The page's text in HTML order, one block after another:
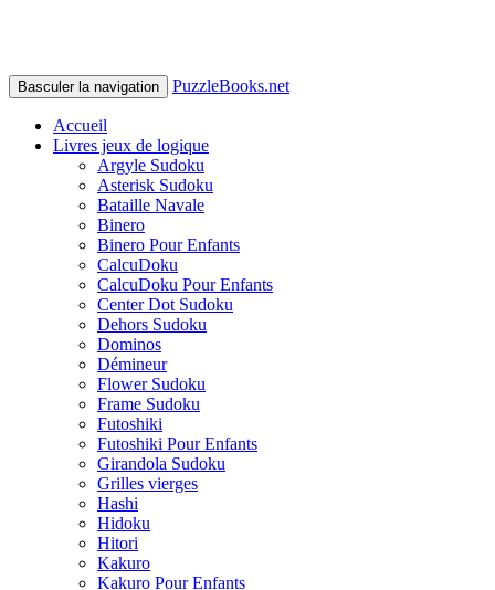
Basculer la navigation PuzzleBooks.net
Accueil
Livres jeux de logique
Argyle Sudoku
Asterisk Sudoku
Bataille Navale
Binero
Binero Pour Enfants
CalcuDoku
CalcuDoku Pour Enfants
Center Dot Sudoku
Dehors Sudoku
Dominos
Démineur
Flower Sudoku
Frame Sudoku
Futoshiki
Futoshiki Pour Enfants
Girandola Sudoku
Grilles vierges
Hashi
Hidoku
Hitori
Kakuro
Kakuro Pour Enfants